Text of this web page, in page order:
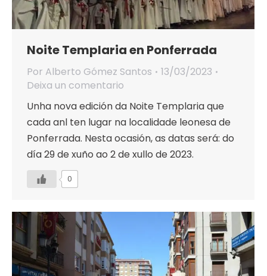
Noite Templaria en Ponferrada
Por Alberto Gómez Santos
13/03/2023
Deixa un comentario
Unha nova edición da Noite Templaria que
cada anl ten lugar na localidade leonesa de
Ponferrada. Nesta ocasión, as datas será: do
día 29 de xuño ao 2 de xullo de 2023.
0